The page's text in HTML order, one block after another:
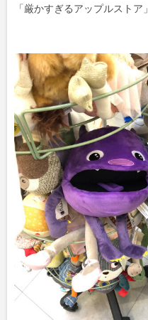
「厳かすぎるアップルストア」